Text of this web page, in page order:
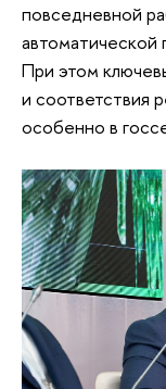
повседневной
автоматической
При этом
и соответствия
особенно в